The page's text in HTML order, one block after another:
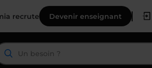
recrute Devenir enseignant